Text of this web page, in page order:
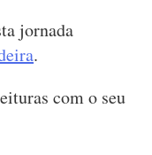
jornada
.
com o seu